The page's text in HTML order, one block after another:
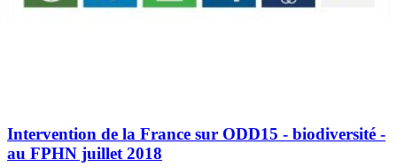
Intervention de la France sur ODD15 - biodiversité -
au FPHN juillet 2018